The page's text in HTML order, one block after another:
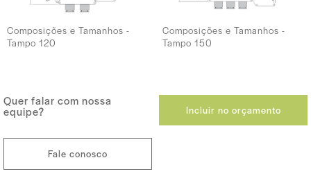
Composições e Tamanhos -
Tampo 120
Composições e Tamanhos -
Tampo 150
Quer falar com nossa
equipe?
Fale conosco
Incluir no orçamento